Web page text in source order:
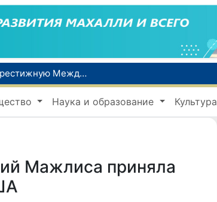
Узбекистан впервые в своей истории примет престижную Международную олимпиаду по информатике IOI 2026
Число пользователей мобильного интернета в Узбекистане за 10 лет выросло в 4,3 раза
При содействии Генконсульства Узбекистана соотечественница, перенесшая инсульт в Алматы, вернулась на родину
Наука и образование Культура
Мажлиса приняла